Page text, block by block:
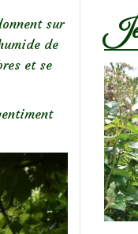
sur
de
et se
Je